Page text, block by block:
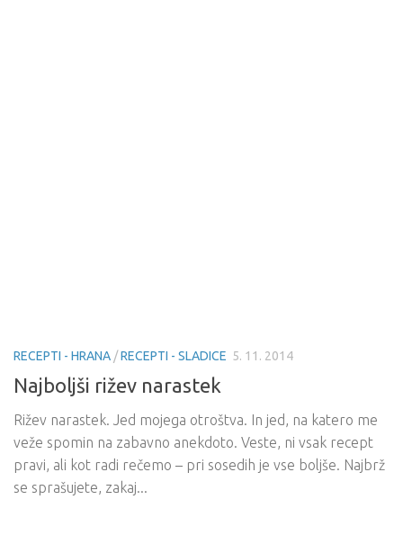
RECEPTI - HRANA /RECEPTI - SLADICE 5. 11. 2014
Najboljši rižev narastek
Rižev narastek. Jed mojega otroštva. In jed, na katero me
veže spomin na zabavno anekdoto. Veste, ni vsak recept
pravi, ali kot radi rečemo – pri sosedih je vse boljše. Najbrž
se sprašujete, zakaj...